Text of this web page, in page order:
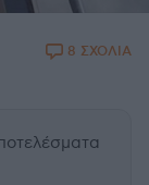
8 ΣΧΟΛΙΑ